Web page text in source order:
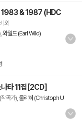
1983 & 1987 (HDC
외
와일드 (Earl Wild)
타 11집[2CD]
(작곡가), 울리히 (Christoph U